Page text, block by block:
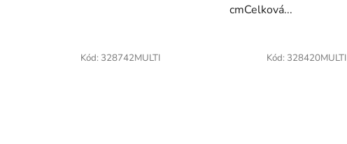
cmCelková...
Kód: 328742MULTI Kód: 328420MULTI